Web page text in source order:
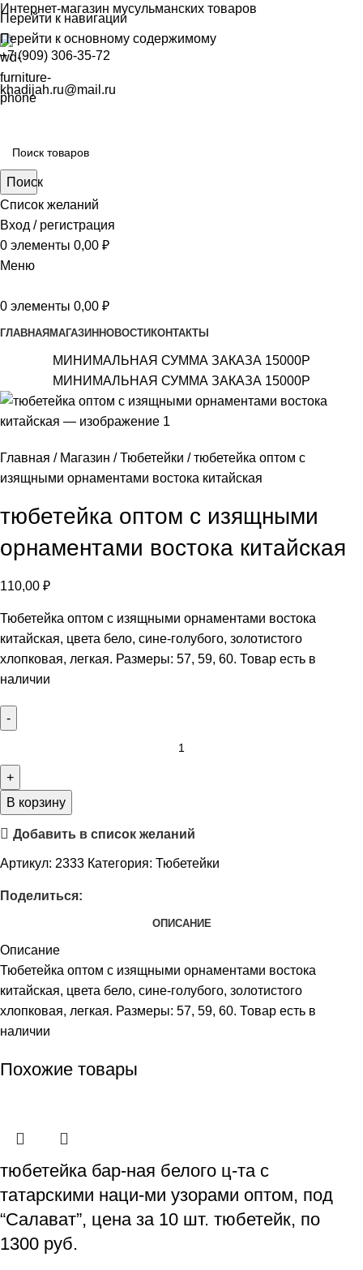
Перейти к навигации
Перейти к основному содержимому
Интернет-магазин мусульманских товаров
+7 (909) 306-35-72
khadijah.ru@mail.ru
Поиск
Список желаний
Вход / регистрация
0 элементы 0,00 ₽
Меню
0 элементы 0,00 ₽
ГЛАВНАЯ МАГАЗИН НОВОСТИ КОНТАКТЫ
МИНИМАЛЬНАЯ СУММА ЗАКАЗА 15000Р
МИНИМАЛЬНАЯ СУММА ЗАКАЗА 15000Р
Главная Магазин Тюбетейки
тюбетейка оптом с
изящными орнаментами востока китайская
тюбетейка оптом с изящными
орнаментами востока китайская
110,00 ₽
Тюбетейка оптом с изящными орнаментами востока
китайская, цвета бело, сине-голубого, золотистого
хлопковая, легкая. Размеры: 57, 59, 60. Товар есть в
наличии
В корзину
Добавить в список желаний
Артикул: 2333 Категория: Тюбетейки
Поделиться:
ОПИСАНИЕ
Описание
Тюбетейка оптом с изящными орнаментами востока
китайская, цвета бело, сине-голубого, золотистого
хлопковая, легкая. Размеры: 57, 59, 60. Товар есть в
наличии
Похожие товары
тюбетейка бар-ная белого ц-та с
татарскими наци-ми узорами оптом, под
“Салават”, цена за 10 шт. тюбетейк, по
1300 руб.